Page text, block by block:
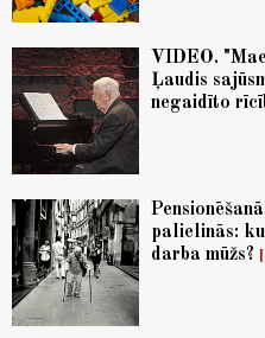
VIDEO.
Ļaudis
negaidīto
palielinās:
darba mūžs?